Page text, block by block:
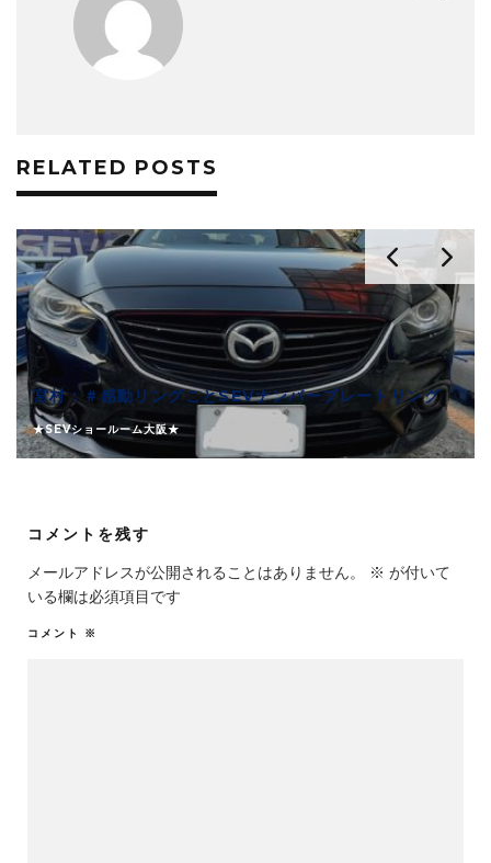
RELATED POSTS
宮村：＃感動リングことSEVナンバープレートリング
★SEVショールーム大阪★
コメントを残す
メールアドレスが公開されることはありません。 ※ が付いて
いる欄は必須項目です
コメント ※